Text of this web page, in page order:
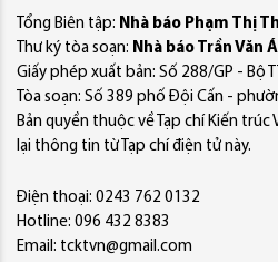
Tổng Biên tập: Nhà báo Phạm Thị
Thư ký tòa soạn: Nhà báo Trần Văn
Giấy phép xuất bản: Số 288/GP - Bộ
Tòa soạn: Số 389 phố Đội Cấn -
Bản quyền thuộc về Tạp chí Kiến trúc
lại thông tin từ Tạp chí điện tử này.
Điện thoại: 0243 762 0132
Hotline: 096 432 8383
Email: tcktvn@gmail.com